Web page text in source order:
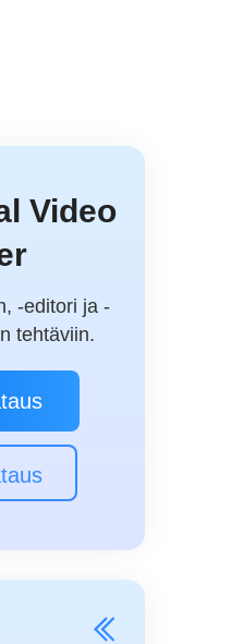
Video
-editori ja -
tehtäviin.